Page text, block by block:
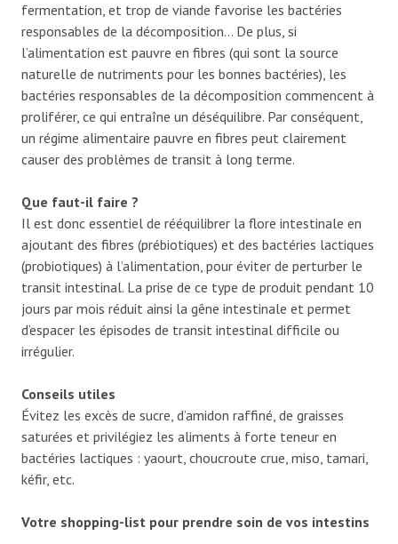
fermentation, et trop de viande favorise les bactéries
responsables de la décomposition… De plus, si
l’alimentation est pauvre en fibres (qui sont la source
naturelle de nutriments pour les bonnes bactéries), les
bactéries responsables de la décomposition commencent à
proliférer, ce qui entraîne un déséquilibre. Par conséquent,
un régime alimentaire pauvre en fibres peut clairement
causer des problèmes de transit à long terme.
Que faut-il faire ?
Il est donc essentiel de rééquilibrer la flore intestinale en
ajoutant des fibres (prébiotiques) et des bactéries lactiques
(probiotiques) à l’alimentation, pour éviter de perturber le
transit intestinal. La prise de ce type de produit pendant 10
jours par mois réduit ainsi la gêne intestinale et permet
d’espacer les épisodes de transit intestinal difficile ou
irrégulier.
Conseils utiles
Évitez les excès de sucre, d’amidon raffiné, de graisses
saturées et privilégiez les aliments à forte teneur en
bactéries lactiques : yaourt, choucroute crue, miso, tamari,
kéfir, etc.
Votre shopping-list pour prendre soin de vos intestins